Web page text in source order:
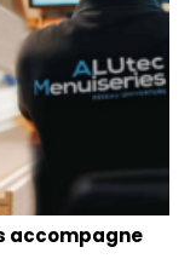
accompagne